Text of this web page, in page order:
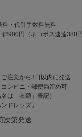
・代引手数料無料
律900円（ネコポス速達380
注文から3日以内に発送
ンビニ・郵便局留め可
は「衣類」表記）
ドレッズ」
次第発送